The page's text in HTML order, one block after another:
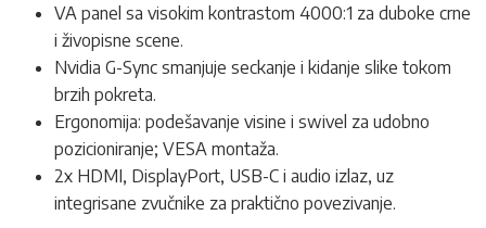
VA panel sa visokim kontrastom 4000:1 za duboke crne
i živopisne scene.
Nvidia G-Sync smanjuje seckanje i kidanje slike tokom
brzih pokreta.
Ergonomija: podešavanje visine i swivel za udobno
pozicioniranje; VESA montaža.
2x HDMI, DisplayPort, USB-C i audio izlaz, uz
integrisane zvučnike za praktično povezivanje.